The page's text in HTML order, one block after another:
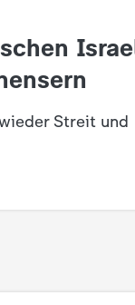
Streit und